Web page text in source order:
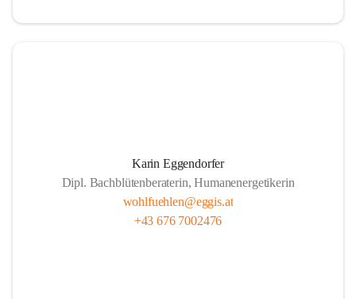
Karin Eggendorfer
Dipl. Bachblütenberaterin, Humanenergetikerin
wohlfuehlen@eggis.at
+43 676 7002476